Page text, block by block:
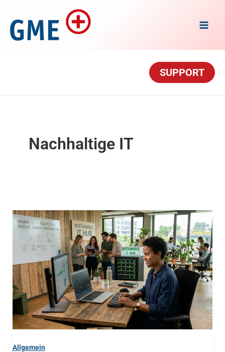
SUPPORT
Nachhaltige IT
Allgemein